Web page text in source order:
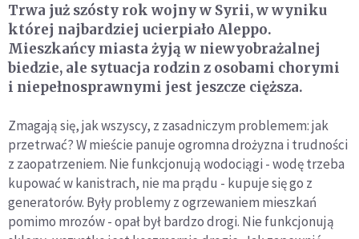
Trwa już szósty rok wojny w Syrii, w wyniku
której najbardziej ucierpiało Aleppo.
Mieszkańcy miasta żyją w niewyobrażalnej
biedzie, ale sytuacja rodzin z osobami chorymi
i niepełnosprawnymi jest jeszcze cięższa.
Zmagają się, jak wszyscy, z zasadniczym problemem: jak
przetrwać? W mieście panuje ogromna drożyzna i trudności
z zaopatrzeniem. Nie funkcjonują wodociągi - wodę trzeba
kupować w kanistrach, nie ma prądu - kupuje się go z
generatorów. Były problemy z ogrzewaniem mieszkań
pomimo mrozów - opał był bardzo drogi. Nie funkcjonują